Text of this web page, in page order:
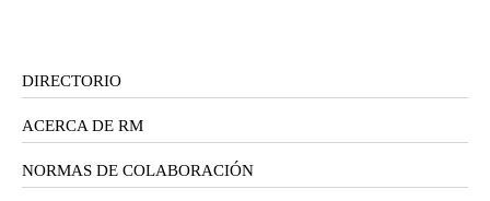
DIRECTORIO
ACERCA DE RM
NORMAS DE COLABORACIÓN